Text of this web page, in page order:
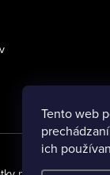
Tento web
ich